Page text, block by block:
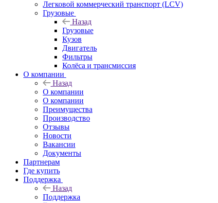
Легковой коммерческий транспорт (LCV)
Грузовые
Назад
Грузовые
Кузов
Двигатель
Фильтры
Колёса и трансмиссия
О компании
Назад
О компании
О компании
Преимущества
Производство
Отзывы
Новости
Вакансии
Документы
Партнерам
Где купить
Поддержка
Назад
Поддержка